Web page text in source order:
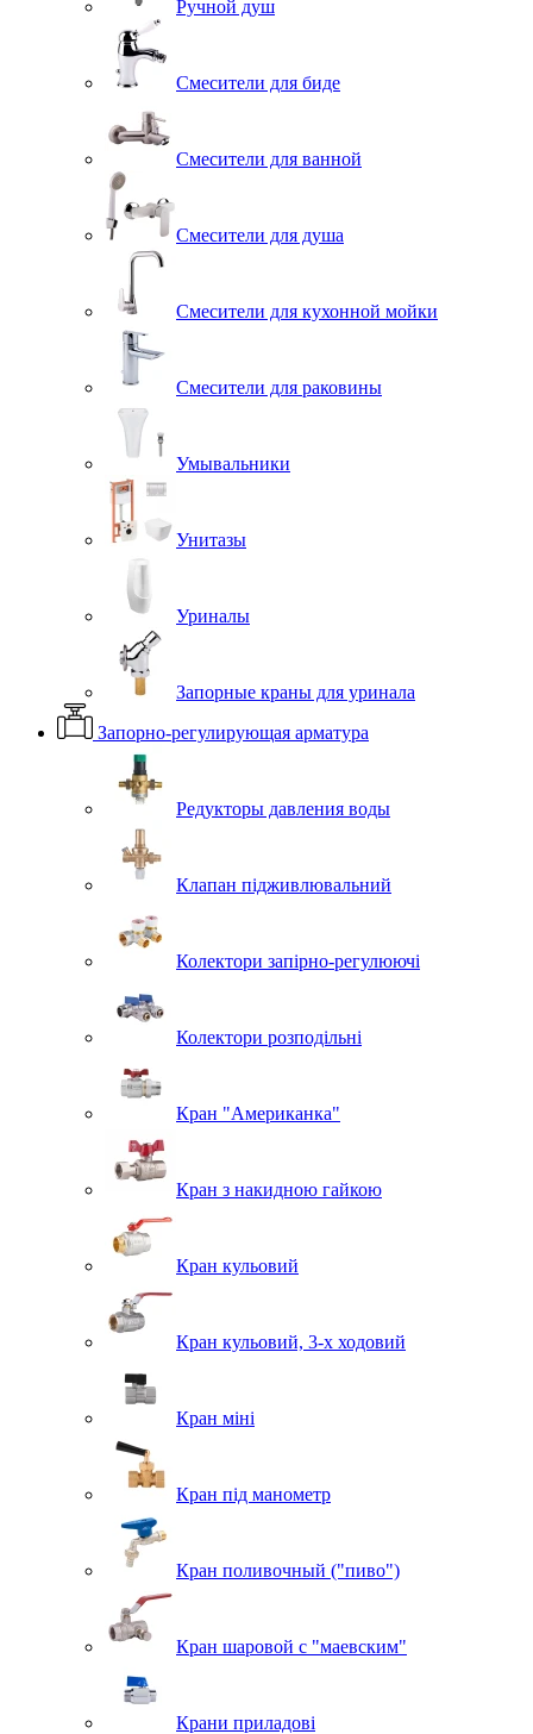
Ручной душ
Смесители для биде
Смесители для ванной
Смесители для душа
Смесители для кухонной мойки
Смесители для раковины
Умывальники
Унитазы
Уриналы
Запорные краны для уринала
Запорно-регулирующая арматура
Редукторы давления воды
Клапан підживлювальний
Колектори запірно-регулюючі
Колектори розподільні
Кран "Американка"
Кран з накидною гайкою
Кран кульовий
Кран кульовий, 3-х ходовий
Кран міні
Кран під манометр
Кран поливочный ("пиво")
Кран шаровой с "маевским"
Крани приладові